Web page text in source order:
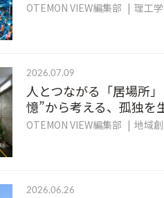
OTEMON VIEW編集部 理工
2026.07.09
人とつながる「居場所
憶”から考える、孤独を
OTEMON VIEW編集部 地域
2026.06.26